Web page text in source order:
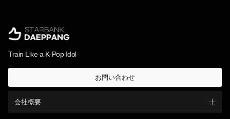
Train Like a K-Pop Idol
お問い合わせ
会社概要